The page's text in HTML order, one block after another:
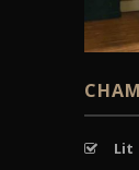
Lit